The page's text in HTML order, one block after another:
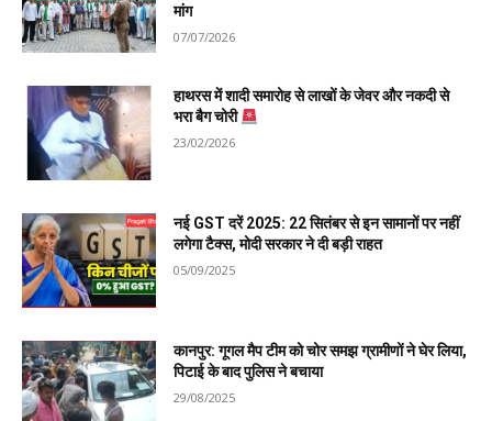
मांग
07/07/2026
हाथरस में शादी समारोह से लाखों के जेवर और नकदी से
भरा बैग चोरी
23/02/2026
नई GST दरें 2025: 22 सितंबर से इन सामानों पर नहीं
लगेगा टैक्स, मोदी सरकार ने दी बड़ी राहत
05/09/2025
कानपुर: गूगल मैप टीम को चोर समझ ग्रामीणों ने घेर लिया,
पिटाई के बाद पुलिस ने बचाया
29/08/2025